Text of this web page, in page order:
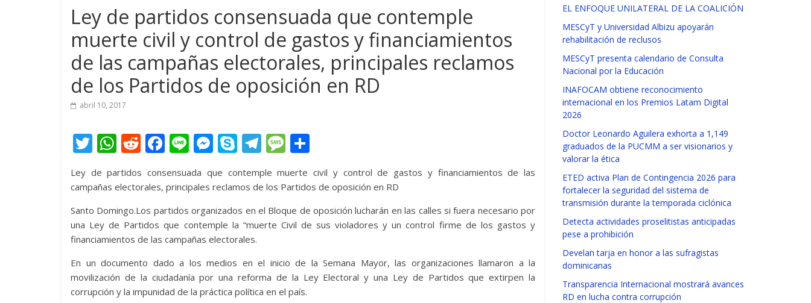
Ley de partidos consensuada que contemple
muerte civil y control de gastos y financiamientos
de las campañas electorales, principales reclamos
de los Partidos de oposición en RD
abril 10, 2017
T
w
itt
W
h
at
A
p
p
R
e
d
t
F
ac
e
b
o
o
k
Li
n
e
M
e
ss
n
g
er
S
k
y
e
T
el
e
gr
a
M
e
ss
g
m
ar
r
Ley de partidos consensuada que contemple muerte civil y control de gastos y financiamientos de las
campañas electorales, principales reclamos de los Partidos de oposición en RD
Santo Domingo.Los partidos organizados en el Bloque de oposición lucharán en las calles si fuera necesario por
una Ley de Partidos que contemple la “muerte Civil de sus violadores y un control firme de los gastos y
financiamientos de las campañas electorales.
En un documento dado a los medios en el inicio de la Semana Mayor, las organizaciones llamaron a la
movilización de la ciudadanía por una reforma de la Ley Electoral y una Ley de Partidos que extirpen la
corrupción y la impunidad de la práctica política en el país.
EL ENFOQUE UNILATERAL DE LA COALICIÓN
MESCyT y Universidad Albizu apoyarán
rehabilitación de reclusos
MESCyT presenta calendario de Consulta
Nacional por la Educación
INAFOCAM obtiene reconocimiento
internacional en los Premios Latam Digital
2026
Doctor Leonardo Aguilera exhorta a 1,149
graduados de la PUCMM a ser visionarios y
valorar la ética
ETED activa Plan de Contingencia 2026 para
fortalecer la seguridad del sistema de
transmisión durante la temporada ciclónica
Detecta actividades proselitistas anticipadas
pese a prohibición
Develan tarja en honor a las sufragistas
dominicanas
Transparencia Internacional mostrará avances
RD en lucha contra corrupción